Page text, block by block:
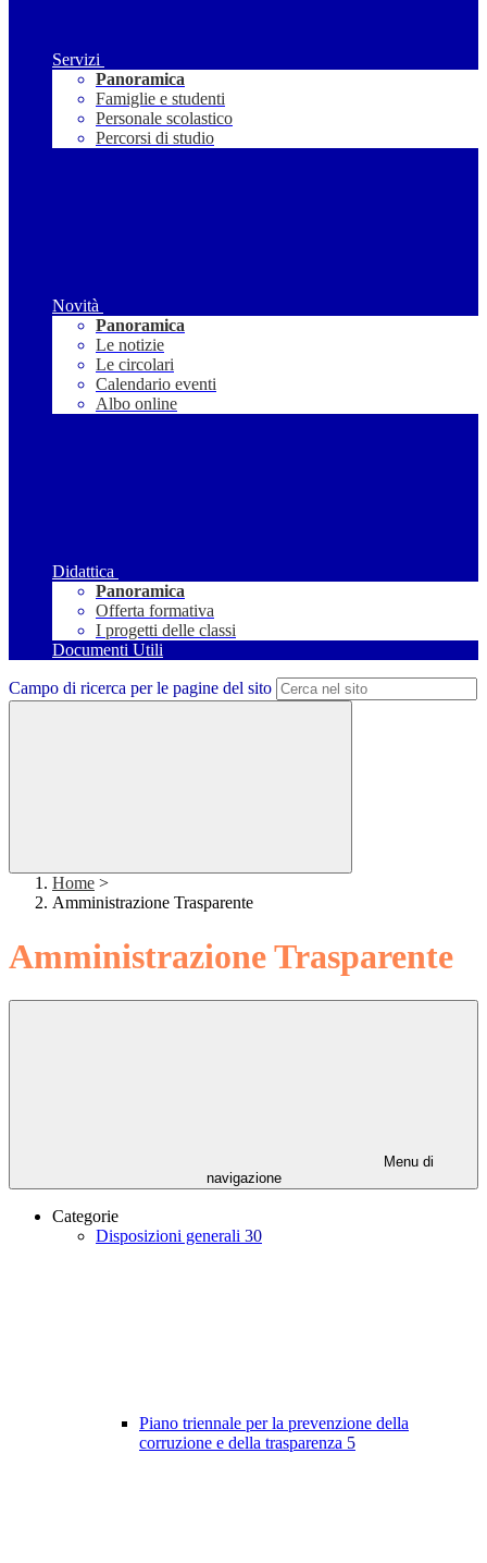
Servizi
Panoramica
Famiglie e studenti
Personale scolastico
Percorsi di studio
Novità
Panoramica
Le notizie
Le circolari
Calendario eventi
Albo online
Didattica
Panoramica
Offerta formativa
I progetti delle classi
Documenti Utili
Campo di ricerca per le pagine del sito
Home >
Amministrazione Trasparente
Amministrazione Trasparente
Menu di
navigazione
Categorie
Disposizioni generali 30
Piano triennale per la prevenzione della
corruzione e della trasparenza 5